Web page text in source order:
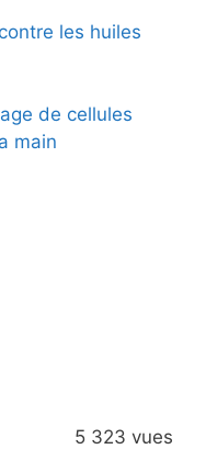
les huiles
de cellules
main
5 323 vues